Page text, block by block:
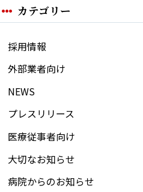
カテゴリー
採用情報
外部業者向け
NEWS
プレスリリース
医療従事者向け
大切なお知らせ
病院からのお知らせ